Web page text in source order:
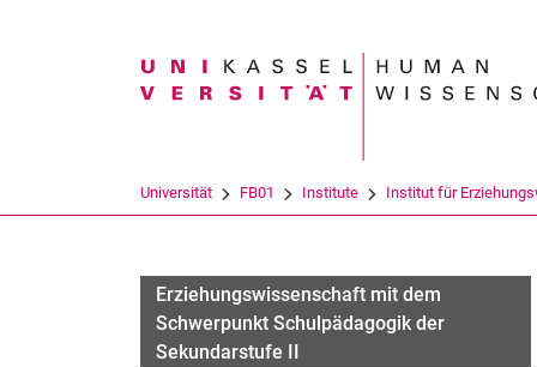
Suchbegriff
Universität FB01 Institute Institut für
Forschungsprojekte alte HP
Erziehungswissenschaft mit dem
Schwerpunkt Schulpädagogik der
Sekundarstufe II